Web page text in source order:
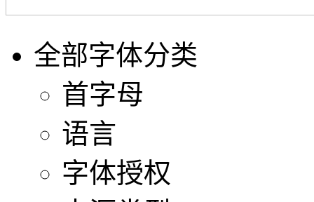
全部字体分类
首字母
语言
字体授权